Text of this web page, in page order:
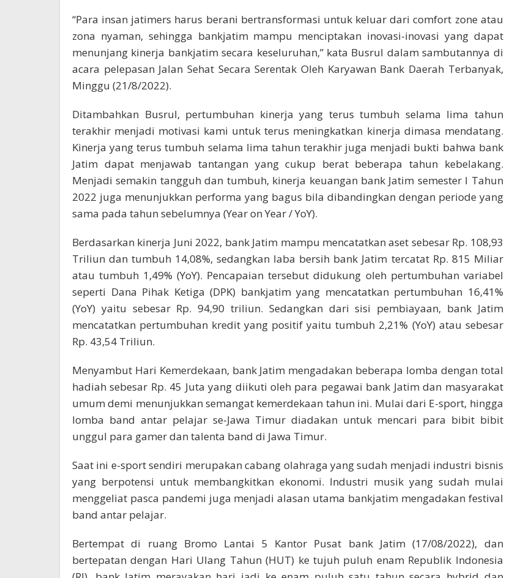
“Para insan jatimers harus berani bertransformasi untuk keluar dari comfort zone atau
zona nyaman, sehingga bankjatim mampu menciptakan inovasi-inovasi yang dapat
menunjang kinerja bankjatim secara keseluruhan,” kata Busrul dalam sambutannya di
acara pelepasan Jalan Sehat Secara Serentak Oleh Karyawan Bank Daerah Terbanyak,
Minggu (21/8/2022).
Ditambahkan Busrul, pertumbuhan kinerja yang terus tumbuh selama lima tahun
terakhir menjadi motivasi kami untuk terus meningkatkan kinerja dimasa mendatang.
Kinerja yang terus tumbuh selama lima tahun terakhir juga menjadi bukti bahwa bank
Jatim dapat menjawab tantangan yang cukup berat beberapa tahun kebelakang.
Menjadi semakin tangguh dan tumbuh, kinerja keuangan bank Jatim semester I Tahun
2022 juga menunjukkan performa yang bagus bila dibandingkan dengan periode yang
sama pada tahun sebelumnya (Year on Year / YoY).
Berdasarkan kinerja Juni 2022, bank Jatim mampu mencatatkan aset sebesar Rp. 108,93
Triliun dan tumbuh 14,08%, sedangkan laba bersih bank Jatim tercatat Rp. 815 Miliar
atau tumbuh 1,49% (YoY). Pencapaian tersebut didukung oleh pertumbuhan variabel
seperti Dana Pihak Ketiga (DPK) bankjatim yang mencatatkan pertumbuhan 16,41%
(YoY) yaitu sebesar Rp. 94,90 triliun. Sedangkan dari sisi pembiayaan, bank Jatim
mencatatkan pertumbuhan kredit yang positif yaitu tumbuh 2,21% (YoY) atau sebesar
Rp. 43,54 Triliun.
Menyambut Hari Kemerdekaan, bank Jatim mengadakan beberapa lomba dengan total
hadiah sebesar Rp. 45 Juta yang diikuti oleh para pegawai bank Jatim dan masyarakat
umum demi menunjukkan semangat kemerdekaan tahun ini. Mulai dari E-sport, hingga
lomba band antar pelajar se-Jawa Timur diadakan untuk mencari para bibit bibit
unggul para gamer dan talenta band di Jawa Timur.
Saat ini e-sport sendiri merupakan cabang olahraga yang sudah menjadi industri bisnis
yang berpotensi untuk membangkitkan ekonomi. Industri musik yang sudah mulai
menggeliat pasca pandemi juga menjadi alasan utama bankjatim mengadakan festival
band antar pelajar.
Bertempat di ruang Bromo Lantai 5 Kantor Pusat bank Jatim (17/08/2022), dan
bertepatan dengan Hari Ulang Tahun (HUT) ke tujuh puluh enam Republik Indonesia